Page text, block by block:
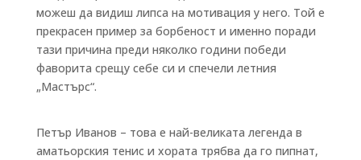
можеш да видиш липса на мотивация у него. Той е
прекрасен пример за борбеност и именно поради
тази причина преди няколко години победи
фаворита срещу себе си и спечели летния
„Мастърс“.
Петър Иванов – това е най-великата легенда в
аматьорския тенис и хората трябва да го пипнат,